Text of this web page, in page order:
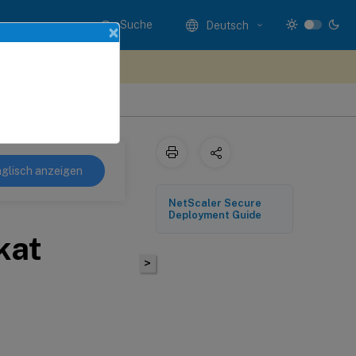
Suche Deutsch
anzeigen
>
NetScaler Secure
Deployment Guide
×